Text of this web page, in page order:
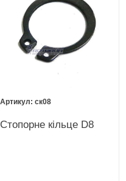
ск08
Стопорне кільце D8